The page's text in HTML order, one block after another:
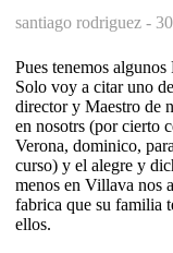
santiago rodriguez -
Pues tenemos
Solo voy a citar uno
director y Maestro de
en nosotrs (por cierto
Verona, dominico,
curso) y el alegre y
menos en Villava nos
fabrica que su familia
ellos.